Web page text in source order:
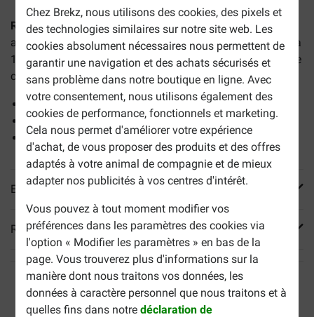
Chez Brekz, nous utilisons des cookies, des pixels et
des technologies similaires sur notre site web. Les
cookies absolument nécessaires nous permettent de
garantir une navigation et des achats sécurisés et
sans problème dans notre boutique en ligne. Avec
votre consentement, nous utilisons également des
cookies de performance, fonctionnels et marketing.
Cela nous permet d'améliorer votre expérience
d'achat, de vous proposer des produits et des offres
adaptés à votre animal de compagnie et de mieux
adapter nos publicités à vos centres d'intérêt.
Vous pouvez à tout moment modifier vos
préférences dans les paramètres des cookies via
l'option « Modifier les paramètres » en bas de la
page. Vous trouverez plus d'informations sur la
manière dont nous traitons vos données, les
données à caractère personnel que nous traitons et à
quelles fins dans notredéclaration de
Royal Canin Kitten en sauce pâtée pour chatons est une
alimentation spécialement conçue pour des chatons de 4 à
12 mois ainsi que pour les chattes gestantes. Chaque boite
contient 12 sachets fraicheurs de 85g chacun.
Stimule résistance naturelle
Equilibre nutritionnelle
Également disponible engelée
En savoir plus
Reviews